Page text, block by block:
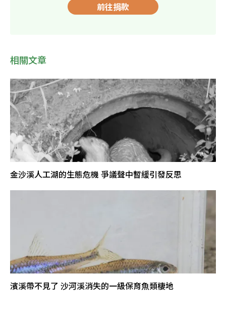
前往捐款
相關文章
金沙溪人工湖的生態危機 爭議聲中暫緩引發反思
濱溪帶不見了 沙河溪消失的一級保育魚類棲地